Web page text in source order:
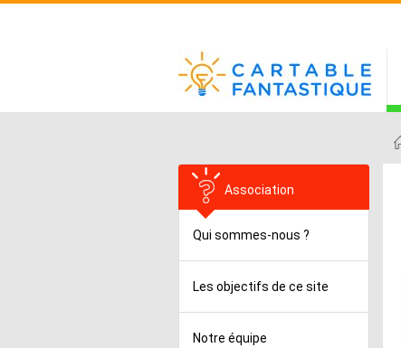
Association
Qui sommes-nous ?
Les objectifs de ce site
Notre équipe